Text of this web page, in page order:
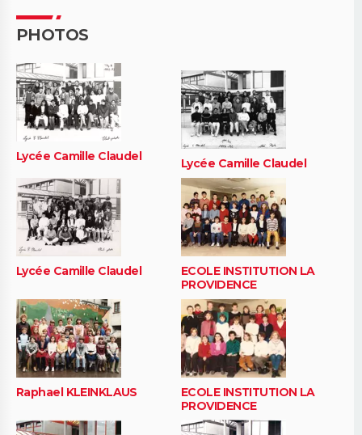
PHOTOS
Lycée Camille Claudel Lycée Camille Claudel
Lycée Camille Claudel
ECOLE INSTITUTION LA
PROVIDENCE
Raphael KLEINKLAUS
ECOLE INSTITUTION LA
PROVIDENCE